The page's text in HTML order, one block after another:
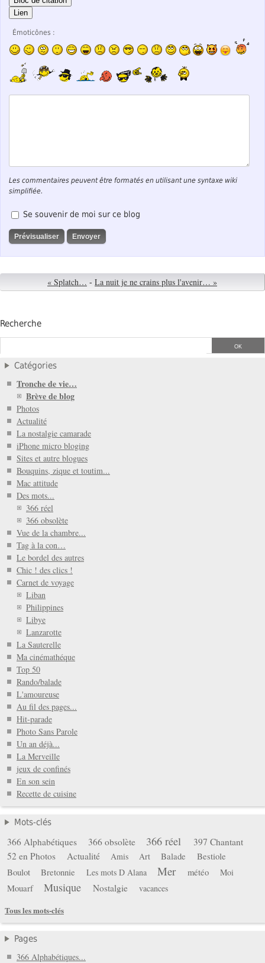
Lien
Émoticônes :
Les commentaires peuvent être formatés en utilisant une syntaxe wiki
simplifiée.
Se souvenir de moi sur ce blog
« Splatch… - La nuit je ne crains plus l'avenir… »
Recherche
Catégories
Tronche de vie…
Brève de blog
Photos
Actualité
La nostalgie camarade
iPhone micro bloging
Sites et autre blogues
Bouquins, zique et toutim...
Mac attitude
Des mots...
366 réel
366 obsolète
Vue de la chambre...
Tag à la con…
Le bordel des autres
Chic ! des clics !
Carnet de voyage
Liban
Philippines
Libye
Lanzarotte
La Sauterelle
Ma cinémathéque
Top 50
Rando/balade
L'amoureuse
Au fil des pages...
Hit-parade
Photo Sans Parole
Un an déjà...
La Merveille
jeux de confinés
En son sein
Recette de cuisine
Mots-clés
366 Alphabétiques 366 obsolète 366 réel
397 Chantant
52 en Photos
Actualité Amis Art Balade
Bestiole
Boulot
Bretonnie Les mots D Alana Mer météo Moi
Mouarf Musique Nostalgie
vacances
Tous les mots-clés
Pages
366 Alphabétiques...